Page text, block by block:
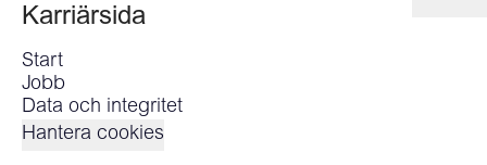
Karriärsida
Start
Jobb
Data och integritet
Hantera cookies